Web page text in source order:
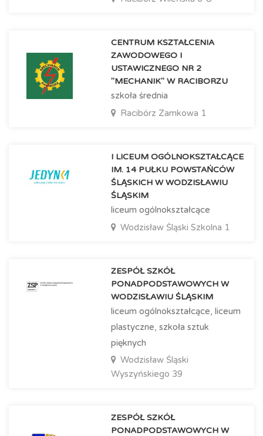
CENTRUM KSZTAŁCENIA
ZAWODOWEGO I
USTAWICZNEGO NR 2
"MECHANIK" W RACIBORZU
szkoła średnia
Racibórz Zamkowa 1
I LICEUM OGÓLNOKSZTAŁCĄCE
IM. 14 PUŁKU POWSTAŃCÓW
ŚLĄSKICH W WODZISŁAWIU
ŚLĄSKIM
liceum ogólnokształcące
Wodzisław Śląski Szkolna 1
ZESPÓŁ SZKÓŁ
PONADPODSTAWOWYCH W
WODZISŁAWIU ŚLĄSKIM
liceum ogólnokształcące, liceum
plastyczne, szkoła sztuk
pięknych
Wodzisław Śląski
Wyszyńskiego 39
ZESPÓŁ SZKÓŁ
PONADPODSTAWOWYCH W